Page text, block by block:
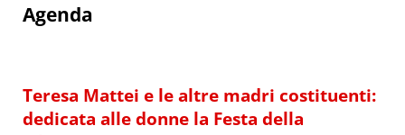
Agenda
Teresa Mattei e le altre madri costituenti:
dedicata alle donne la Festa della